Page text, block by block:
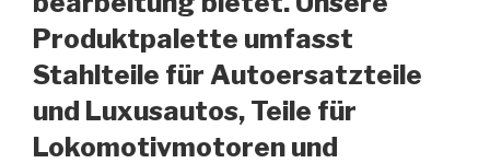
Produktpalette umfasst
Stahlteile für Autoersatzteile
und Luxusautos, Teile für
Lokomotivmotoren und